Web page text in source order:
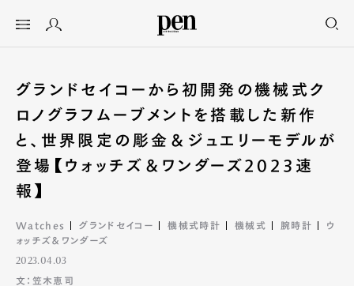
グランドセイコーから初開発の機械式ク
ロノグラフムーブメントを搭載した新作
と、世界限定の彫金＆ジュエリーモデルが
登場【ウォッチズ＆ワンダーズ2023速
報】
Watches グランドセイコー 機械式時計 機械式 腕時計
ウ
ォッチズ＆ワンダーズ
2023.04.03
文：笠木恵司